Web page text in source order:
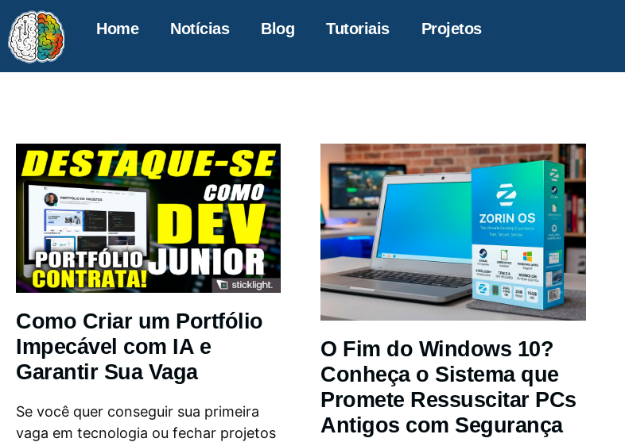
Home Notícias Blog Tutoriais Projetos
Como Criar um Portfólio
Impecável com IA e
Garantir Sua Vaga
Se você quer conseguir sua primeira
vaga em tecnologia ou fechar projetos
O Fim do Windows 10?
Conheça o Sistema que
Promete Ressuscitar PCs
Antigos com Segurança